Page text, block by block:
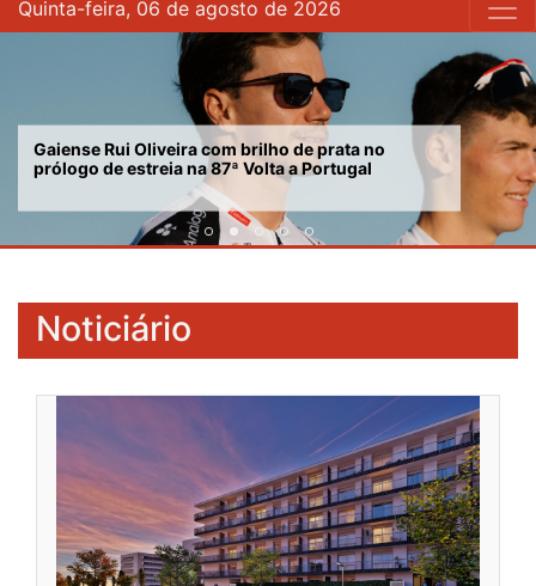
Quinta-feira, 06 de agosto de 2026
Gaiense Rui Oliveira com brilho de prata no
prólogo de estreia na 87ª Volta a Portugal
Noticiário